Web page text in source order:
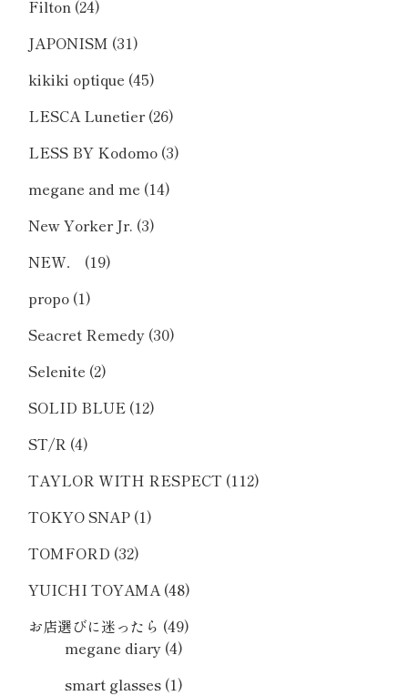
Filton (24)
JAPONISM (31)
kikiki optique (45)
LESCA Lunetier(26)
LESS BY Kodomo (3)
megane and me (14)
New Yorker Jr. (3)
NEW．
(19)
propo (1)
Seacret Remedy (30)
Selenite (2)
SOLID BLUE (12)
ST/R (4)
TAYLOR WITH RESPECT (112)
TOKYO SNAP (1)
TOMFORD (32)
YUICHI TOYAMA(48)
お店選びに迷ったら (49)
megane diary (4)
smart glasses (1)